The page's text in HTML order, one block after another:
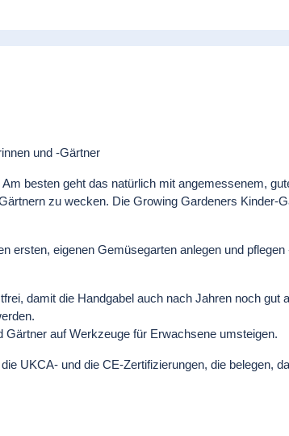
und -Gärtner
besten geht das natürlich mit angemessenem,
zu wecken. Die Growing Gardeners Kinder-
eigenen Gemüsegarten anlegen und
damit die Handgabel auch nach Jahren noch gut
auf Werkzeuge für Erwachsene umsteigen.
UKCA- und die CE-Zertifizierungen, die belegen,